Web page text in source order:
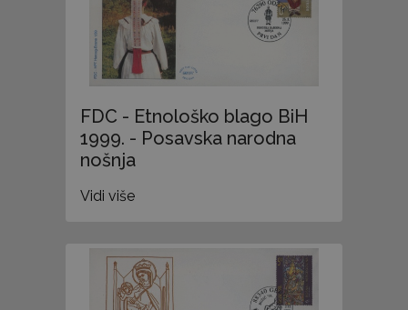
FDC - Etnološko blago BiH
1999. - Posavska narodna
nošnja
Vidi više